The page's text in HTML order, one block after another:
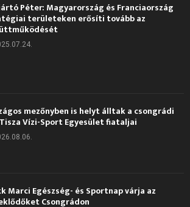
Péter: Magyarország és Franciaország
területeken erősíti tovább az
mezőnyben is helyt álltak a csongrádi
Vízi-Sport Egyesület fiataljai
Marci Egészség- és Sportnap várja az
Csongrádon